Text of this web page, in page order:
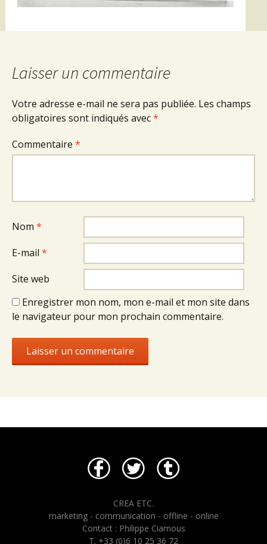
Laisser un commentaire
Votre adresse e-mail ne sera pas publiée. Les champs
obligatoires sont indiqués avec*
Commentaire *
Nom *
E-mail *
Site web
Enregistrer mon nom, mon e-mail et mon site dans
le navigateur pour mon prochain commentaire.
CREA ETC.
marketing - communication - offline - online
Contact : Philippe Ciamous
T. +33 (0)6 10 25 36 72